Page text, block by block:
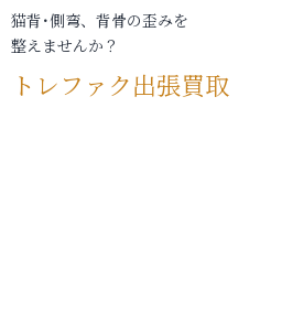
猫背･側弯、背骨の歪みを
整えませんか？
トレファク出張買取